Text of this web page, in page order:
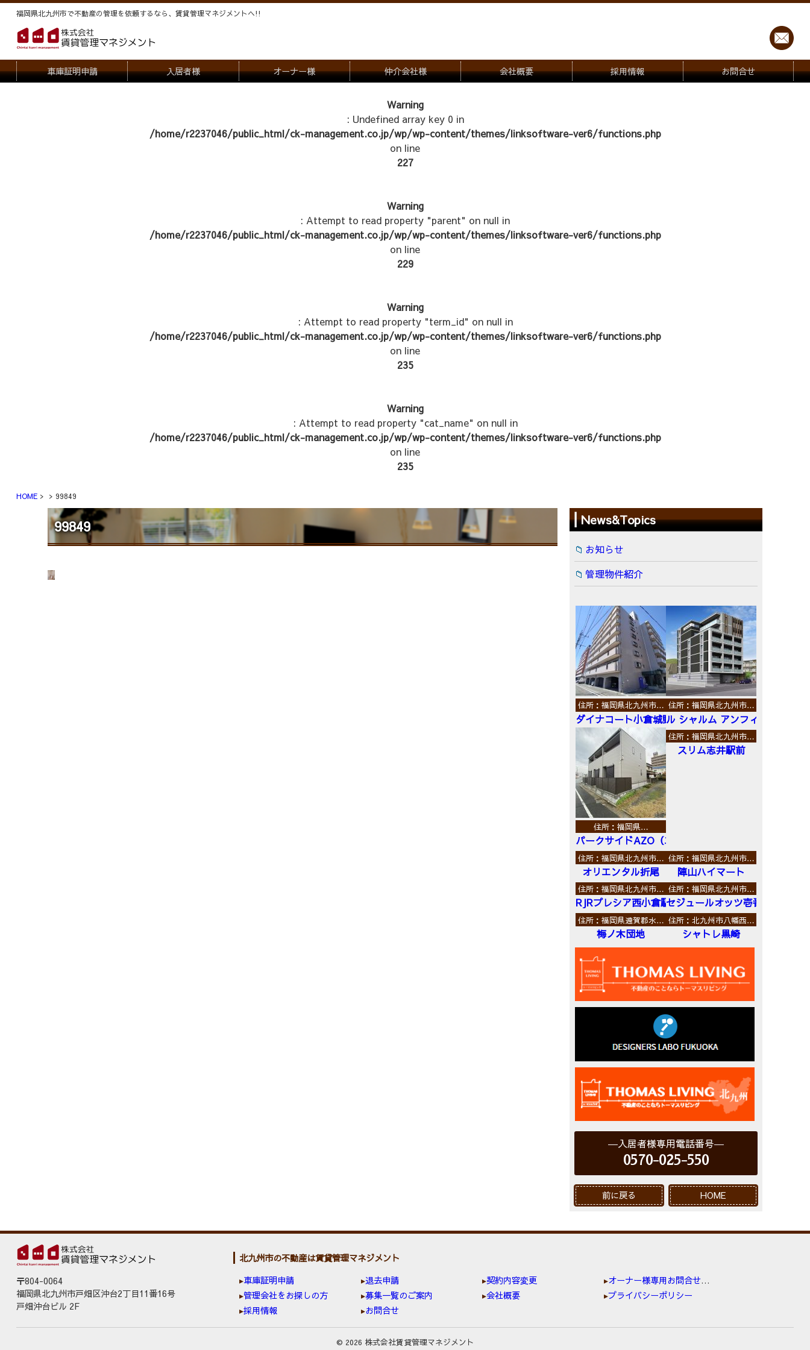
福岡県北九州市で不動産の管理を依頼するなら、賃貸管理マネジメントヘ!!
車庫証明申請 入居者様 オーナー様 仲介会社様
物件写真
管理物件紹介
会社概要 採用情報 お問合せ
Warning
: Undefined array key 0 in
/home/r2237046/public_html/ck-management.co.jp/wp/wp-content/themes/linksoftware-ver6/functions.php
on line
227
Warning
: Attempt to read property "parent" on null in
/home/r2237046/public_html/ck-management.co.jp/wp/wp-content/themes/linksoftware-ver6/functions.php
on line
229
Warning
: Attempt to read property "term_id" on null in
/home/r2237046/public_html/ck-management.co.jp/wp/wp-content/themes/linksoftware-ver6/functions.php
on line
235
Warning
: Attempt to read property "cat_name" on null in
/home/r2237046/public_html/ck-management.co.jp/wp/wp-content/themes/linksoftware-ver6/functions.php
on line
235
HOME 99849
99849 News&Topics
お知らせ
管理物件紹介
住所：福岡県北九州市…
ダイナコート小倉城野
住所：福岡県北九州市…
ル シャルム アンフィニ
住所：福岡県…
パークサイドAZO（エーゼットオー）
住所：福岡県北九州市…
スリム志井駅前
住所：福岡県北九州市…
オリエンタル折尾
住所：福岡県北九州市…
陣山ハイマート
住所：福岡県北九州市…
RJRプレシア西小倉駅前
住所：福岡県北九州市…
セジュールオッツ壱番館
住所：福岡県遠賀郡水…
梅ノ木団地
住所：北九州市八幡西…
シャトレ黒崎
入居者様専用電話番号
0570-025-550
前に戻る HOME
〒804-0064
福岡県北九州市戸畑区沖台2丁目11番16号
戸畑沖台ビル 2F
北九州市の不動産は賃貸管理マネジメント
車庫証明申請
退去申請 契約内容変更
オーナー様専用お問合せ窓口
管理会社をお探しの方
募集一覧のご案内 会社概要
プライバシーポリシー
採用情報
お問合せ
© 2026 株式会社賃貸管理マネジメント